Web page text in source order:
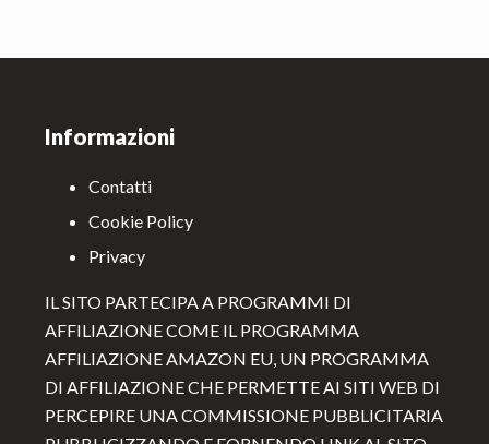
Informazioni
Contatti
Cookie Policy
Privacy
IL SITO PARTECIPA A PROGRAMMI DI
AFFILIAZIONE COME IL PROGRAMMA
AFFILIAZIONE AMAZON EU, UN PROGRAMMA
DI AFFILIAZIONE CHE PERMETTE AI SITI WEB DI
PERCEPIRE UNA COMMISSIONE PUBBLICITARIA